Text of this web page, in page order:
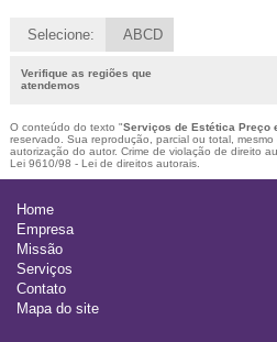
Selecione: ABCD
Verifique as regiões que
atendemos
O conteúdo do texto "Serviços de Estética Preço
reservado. Sua reprodução, parcial ou total,
autorização do autor. Crime de violação de direito
Lei 9610/98 - Lei de direitos autorais.
Home
Empresa
Missão
Serviços
Contato
Mapa do site